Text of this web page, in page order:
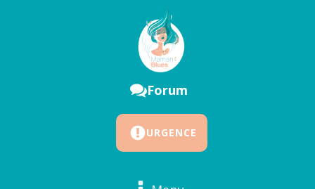
Forum
URGENCE